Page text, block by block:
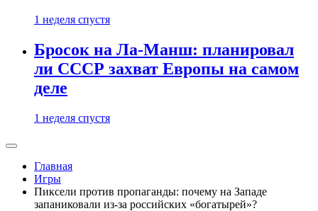
1 неделя спустя
Бросок на Ла-Манш: планировал
ли СССР захват Европы на самом
деле
1 неделя спустя
Главная
Игры
Пиксели против пропаганды: почему на Западе
запаниковали из-за российских «богатырей»?